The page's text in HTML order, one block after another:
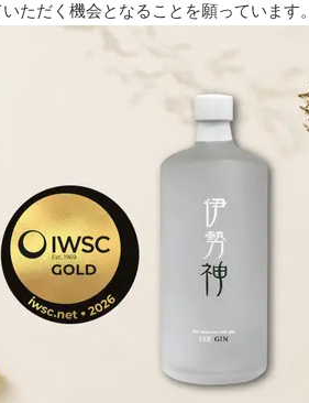
ただく機会となることを願っています。